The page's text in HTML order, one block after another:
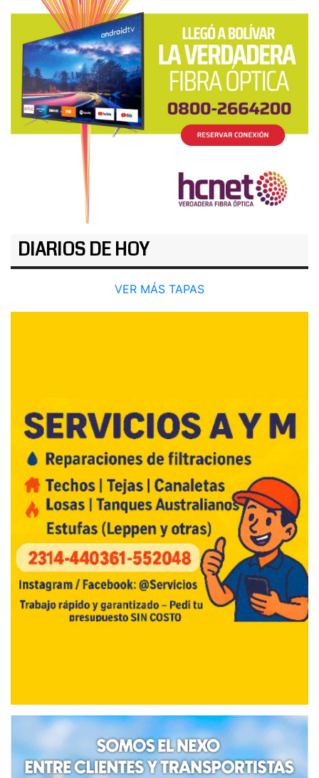
DIARIOS DE HOY
VER MÁS TAPAS